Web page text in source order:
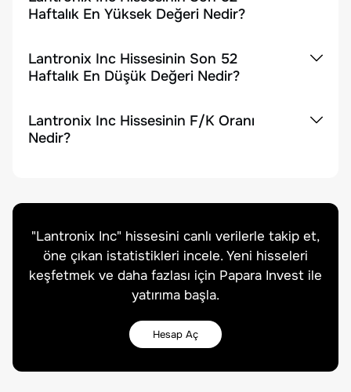
Haftalık En Yüksek Değeri Nedir?
Lantronix Inc Hissesinin Son 52
Haftalık En Düşük Değeri Nedir?
Lantronix Inc Hissesinin F/K Oranı
Nedir?
"Lantronix Inc" hissesini canlı verilerle takip et,
öne çıkan istatistikleri incele. Yeni hisseleri
keşfetmek ve daha fazlası için Papara Invest ile
yatırıma başla.
Hesap Aç